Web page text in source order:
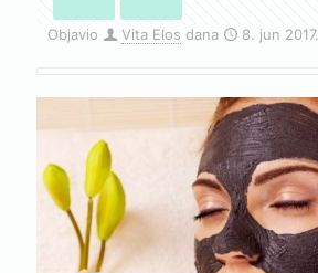
Objavio Vita Elos dana 8. jun 2017.